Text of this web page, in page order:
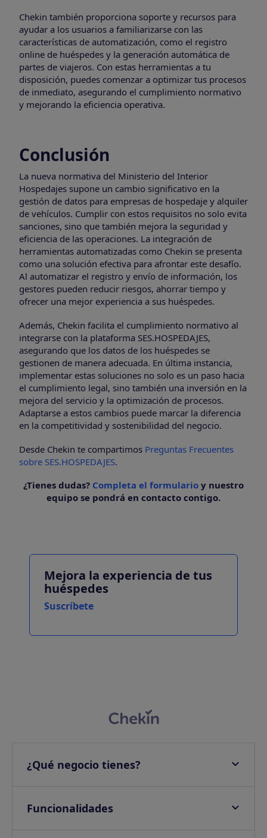
Chekin también proporciona soporte y recursos para
ayudar a los usuarios a familiarizarse con las
características de automatización, como el registro
online de huéspedes y la generación automática de
partes de viajeros. Con estas herramientas a tu
disposición, puedes comenzar a optimizar tus procesos
de inmediato, asegurando el cumplimiento normativo
y mejorando la eficiencia operativa.
Conclusión
La nueva normativa del Ministerio del Interior
Hospedajes supone un cambio significativo en la
gestión de datos para empresas de hospedaje y alquiler
de vehículos. Cumplir con estos requisitos no solo evita
sanciones, sino que también mejora la seguridad y
eficiencia de las operaciones. La integración de
herramientas automatizadas como Chekin se presenta
como una solución efectiva para afrontar este desafío.
Al automatizar el registro y envío de información, los
gestores pueden reducir riesgos, ahorrar tiempo y
ofrecer una mejor experiencia a sus huéspedes.
Además, Chekin facilita el cumplimiento normativo al
integrarse con la plataforma SES.HOSPEDAJES,
asegurando que los datos de los huéspedes se
gestionen de manera adecuada. En última instancia,
implementar estas soluciones no solo es un paso hacia
el cumplimiento legal, sino también una inversión en la
mejora del servicio y la optimización de procesos.
Adaptarse a estos cambios puede marcar la diferencia
en la competitividad y sostenibilidad del negocio.
Desde Chekin te compartimos Preguntas Frecuentes
sobre SES.HOSPEDAJES.
¿Tienes dudas? Completa el formulario y nuestro
equipo se pondrá en contacto contigo.
Mejora la experiencia de tus
huéspedes
Suscríbete
¿Qué negocio tienes?
Hoteles
Funcionalidades